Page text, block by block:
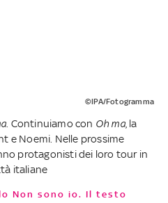
©IPA/Fotogramma
. Continuiamo con Oh ma, la
e Noemi. Nelle prossime
protagonisti dei loro tour in
italiane
Non sono io. Il testo